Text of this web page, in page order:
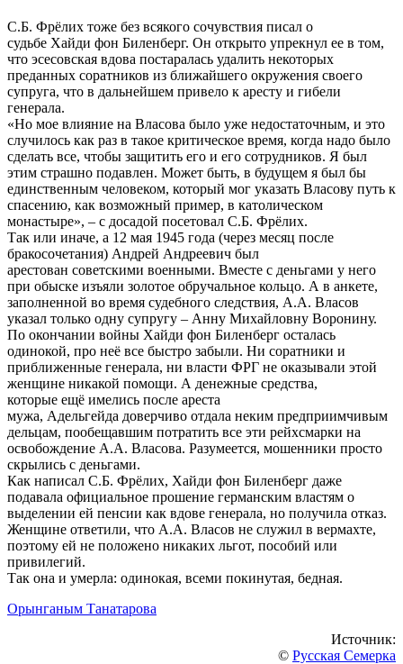
С.Б. Фрёлих тоже без всякого сочувствия писал о
судьбе Хайди фон Биленберг. Он открыто упрекнул ее в том,
что эсесовская вдова постаралась удалить некоторых
преданных соратников из ближайшего окружения своего
супруга, что в дальнейшем привело к аресту и гибели
генерала.
«Но мое влияние на Власова было уже недостаточным, и это
случилось как раз в такое критическое время, когда надо было
сделать все, чтобы защитить его и его сотрудников. Я был
этим страшно подавлен. Может быть, в будущем я был бы
единственным человеком, который мог указать Власову путь к
спасению, как возможный пример, в католическом
монастыре», – с досадой посетовал С.Б. Фрёлих.
Так или иначе, а 12 мая 1945 года (через месяц после
бракосочетания) Андрей Андреевич был
арестован советскими военными. Вместе с деньгами у него
при обыске изъяли золотое обручальное кольцо. А в анкете,
заполненной во время судебного следствия, А.А. Власов
указал только одну супругу – Анну Михайловну Воронину.
По окончании войны Хайди фон Биленберг осталась
одинокой, про неë все быстро забыли. Ни соратники и
приближенные генерала, ни власти ФРГ не оказывали этой
женщине никакой помощи. А денежные средства,
которые ещë имелись после ареста
мужа, Адельгейда доверчиво отдала неким предприимчивым
дельцам, пообещавшим потратить все эти рейхсмарки на
освобождение А.А. Власова. Разумеется, мошенники просто
скрылись с деньгами.
Как написал С.Б. Фрёлих, Хайди фон Биленберг даже
подавала официальное прошение германским властям о
выделении ей пенсии как вдове генерала, но получила отказ.
Женщине ответили, что А.А. Власов не служил в вермахте,
поэтому ей не положено никаких льгот, пособий или
привилегий.
Так она и умерла: одинокая, всеми покинутая, бедная.
Орынганым Танатарова
Источник:
© Русская Семерка